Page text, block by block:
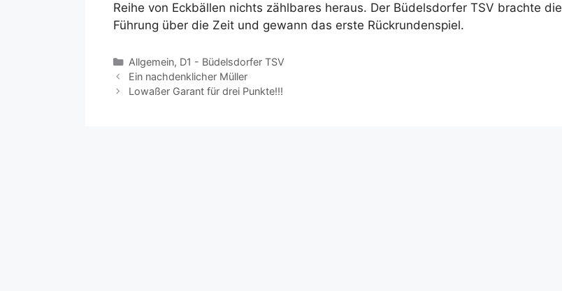
Reihe von Eckbällen nichts zählbares heraus. Der Büdelsdorfer TSV brachte die
Führung über die Zeit und gewann das erste Rückrundenspiel.
Kategorien
Allgemein, D1 - Büdelsdorfer TSV
Ein nachdenklicher Müller
Lowaßer Garant für drei Punkte!!!